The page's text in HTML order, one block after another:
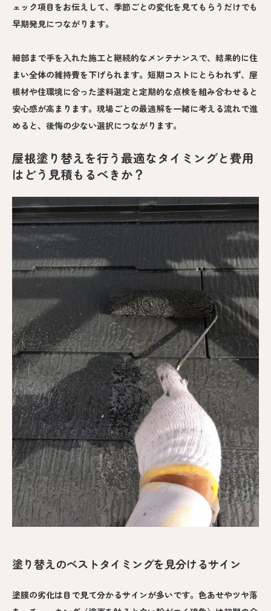
ェック項目をお伝えして、季節ごとの変化を見てもらうだけでも
早期発見につながります。
細部まで手を入れた施工と継続的なメンテナンスで、結果的に住
まい全体の維持費を下げられます。短期コストにとらわれず、屋
根材や住環境に合った塗料選定と定期的な点検を組み合わせると
安心感が高まります。現場ごとの最適解を一緒に考える流れで進
めると、後悔の少ない選択につながります。
屋根塗り替えを行う最適なタイミングと費用
はどう見積もるべきか？
塗り替えのベストタイミングを見分けるサイン
塗膜の劣化は目で見て分かるサインが多いです。色あせやツヤ落